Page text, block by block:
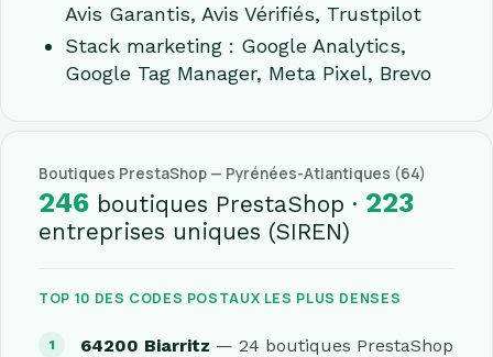
Avis Garantis, Avis Vérifiés, Trustpilot
Stack marketing : Google Analytics,
Google Tag Manager, Meta Pixel, Brevo
Boutiques PrestaShop — Pyrénées-Atlantiques (64)
246 boutiques PrestaShop · 223
entreprises uniques (SIREN)
TOP 10 DES CODES POSTAUX LES PLUS DENSES
64200 Biarritz — 24 boutiques PrestaShop